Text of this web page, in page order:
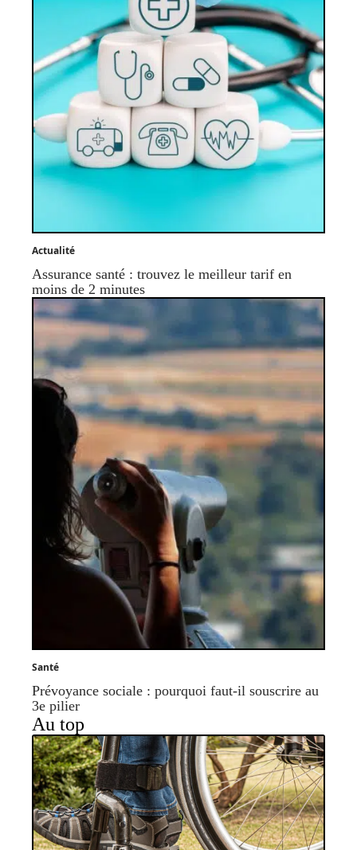
Actualité
Assurance santé : trouvez le meilleur tarif en
moins de 2 minutes
Santé
Prévoyance sociale : pourquoi faut-il souscrire au
3e pilier
Au top